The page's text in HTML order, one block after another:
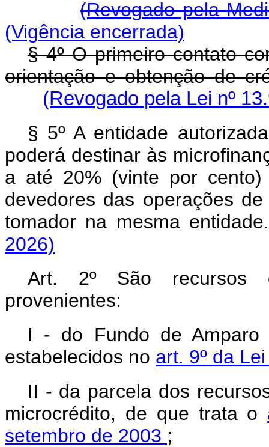
(Revogado pela
(Vigência encerrada)
§ 4º O primeiro contato
orientação e obtenção de
(Revogado pela Lei nº
§ 5º A entidade
poderá destinar às
a até 20% (vinte por
devedores das operações
tomador na mesma entidade.
2026)
Art. 2º São recursos
provenientes:
I - do Fundo de Amparo
estabelecidos no art. 9º da
II - da parcela dos
microcrédito, de que trata o
setembro de 2003 ;